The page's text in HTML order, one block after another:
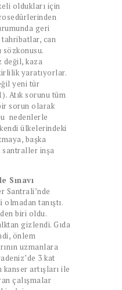
oldukları için
geri
can
sözkonusu.
değil, kaza
yaratıyorlar.
yeni tür
Atık sorunu tüm
sorun olarak
nedenlerle
ülkelerindeki
başka
inşa
Sınavı
Santrali’nde
tanıştı.
biri oldu.
gizlendi. Gıda
önlem
uzmanlara
3 kat
kanser artışları ile
çalışmalar